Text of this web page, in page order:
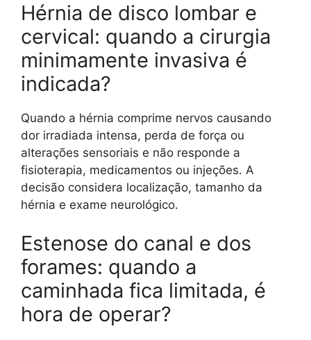
Hérnia de disco lombar e
cervical: quando a cirurgia
minimamente invasiva é
indicada?
Quando a hérnia comprime nervos causando
dor irradiada intensa, perda de força ou
alterações sensoriais e não responde a
fisioterapia, medicamentos ou injeções. A
decisão considera localização, tamanho da
hérnia e exame neurológico.
Estenose do canal e dos
forames: quando a
caminhada fica limitada, é
hora de operar?